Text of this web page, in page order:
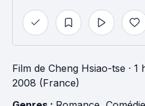
Film de Cheng Hsiao-tse · 1
2008 (France)